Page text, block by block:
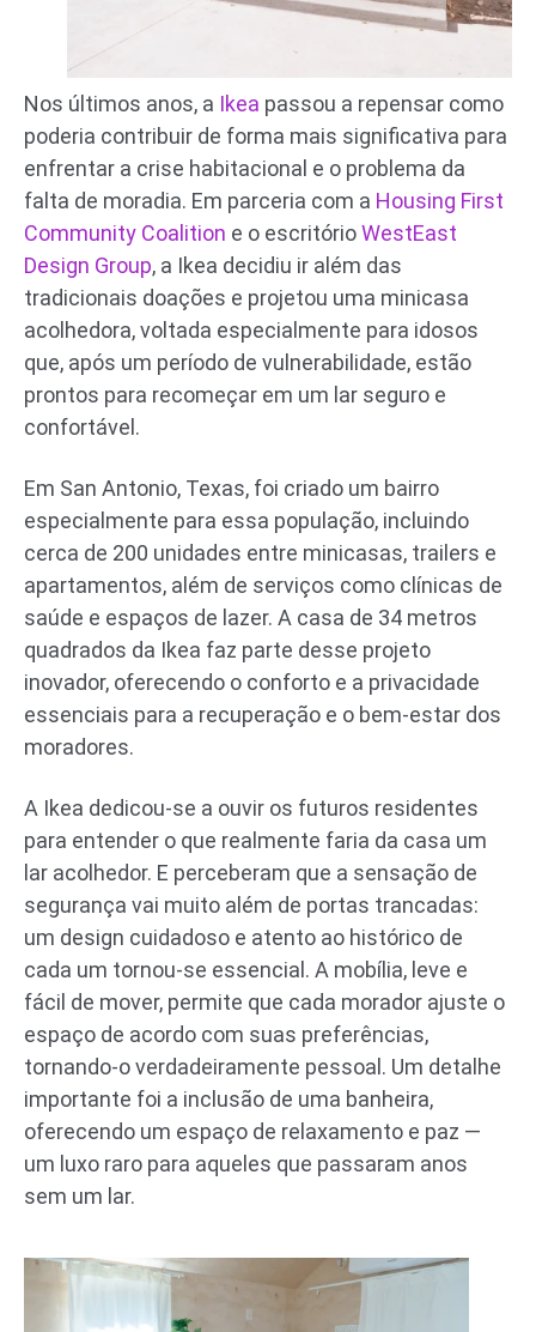
Nos últimos anos, a Ikea passou a repensar como
poderia contribuir de forma mais significativa para
enfrentar a crise habitacional e o problema da
falta de moradia. Em parceria com a Housing First
Community Coalition e o escritórioWestEast
Design Group, a Ikea decidiu ir além das
tradicionais doações e projetou uma minicasa
acolhedora, voltada especialmente para idosos
que, após um período de vulnerabilidade, estão
prontos para recomeçar em um lar seguro e
confortável.
Em San Antonio, Texas, foi criado um bairro
especialmente para essa população, incluindo
cerca de 200 unidades entre minicasas, trailers e
apartamentos, além de serviços como clínicas de
saúde e espaços de lazer. A casa de 34 metros
quadrados da Ikea faz parte desse projeto
inovador, oferecendo o conforto e a privacidade
essenciais para a recuperação e o bem-estar dos
moradores.
A Ikea dedicou-se a ouvir os futuros residentes
para entender o que realmente faria da casa um
lar acolhedor. E perceberam que a sensação de
segurança vai muito além de portas trancadas:
um design cuidadoso e atento ao histórico de
cada um tornou-se essencial. A mobília, leve e
fácil de mover, permite que cada morador ajuste o
espaço de acordo com suas preferências,
tornando-o verdadeiramente pessoal. Um detalhe
importante foi a inclusão de uma banheira,
oferecendo um espaço de relaxamento e paz —
um luxo raro para aqueles que passaram anos
sem um lar.